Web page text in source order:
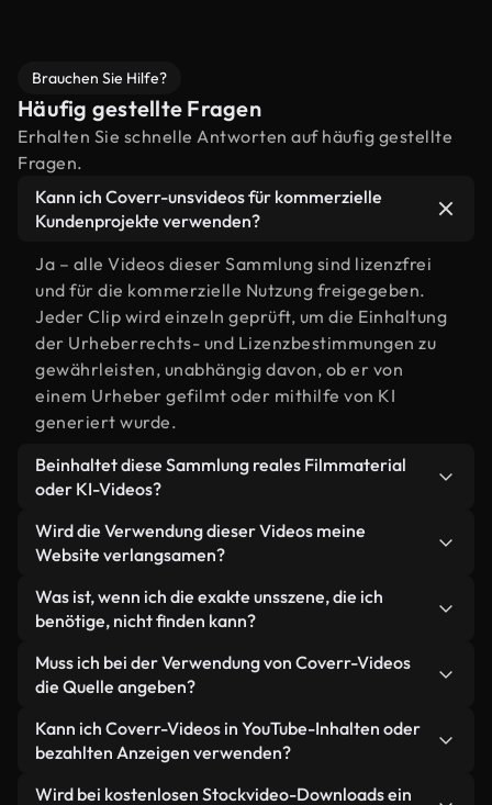
Brauchen Sie Hilfe?
Häufig gestellte Fragen
Erhalten Sie schnelle Antworten auf häufig gestellte
Fragen.
Kann ich Coverr-unsvideos für kommerzielle
Kundenprojekte verwenden?
Ja – alle Videos dieser Sammlung sind lizenzfrei
und für die kommerzielle Nutzung freigegeben.
Jeder Clip wird einzeln geprüft, um die Einhaltung
der Urheberrechts- und Lizenzbestimmungen zu
gewährleisten, unabhängig davon, ob er von
einem Urheber gefilmt oder mithilfe von KI
generiert wurde.
Beinhaltet diese Sammlung reales Filmmaterial
oder KI-Videos?
Beides. Es handelt sich um eine Hybridbibliothek
aus realen, von Menschen aufgenommenen
generierten Videos. Jedes Video ist eindeutig
beschriftet, sodass Sie immer wissen, was Sie
verwenden.
Wird die Verwendung dieser Videos meine
Website verlangsamen?
Nicht, wenn Sie unsere optimierten Versionen
wählen. Wir bieten schlanke, webfähige Formate,
wurden – so bleibt die Qualität hoch, während
gleichzeitig die Ladezeiten minimiert und
Kennzahlen wie LCP verbessert werden.
Was ist, wenn ich die exakte unsszene, die ich
benötige, nicht finden kann?
Mit Coverr AI Studio erstellen Sie im
Handumdrehen ein solches Video. Beschreiben Sie
Sonnenuntergang" – und das Studio generiert
innerhalb von Sekunden ein individuelles Video für
Sie, das unseren Lizenzbestimmungen entspricht.
Muss ich bei der Verwendung von Coverr-Videos
die Quelle angeben?
Eine Namensnennung ist nicht erforderlich. Alle
Videos in unserer Stockbibliothek sind lizenzfrei
verwendet werden – wir freuen uns aber immer
Kann ich Coverr-Videos in YouTube-Inhalten oder
bezahlten Anzeigen verwenden?
Ja. Sämtliches Stockmaterial von Coverr darf in
Wird bei kostenlosen Stockvideo-Downloads ein